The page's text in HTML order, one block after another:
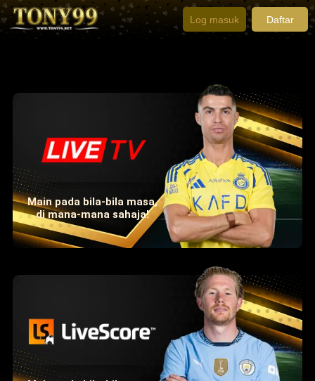
Log masuk Daftar
Main pada bila-bila masa,
di mana-mana sahaja!